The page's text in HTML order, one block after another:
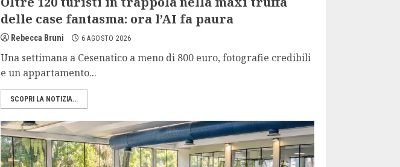
delle case fantasma: ora l’AI fa paura
Rebecca Bruni 6 AGOSTO 2026
Una settimana a Cesenatico a meno di 800 euro, fotografie credibili
e un appartamento...
SCOPRI LA NOTIZIA...